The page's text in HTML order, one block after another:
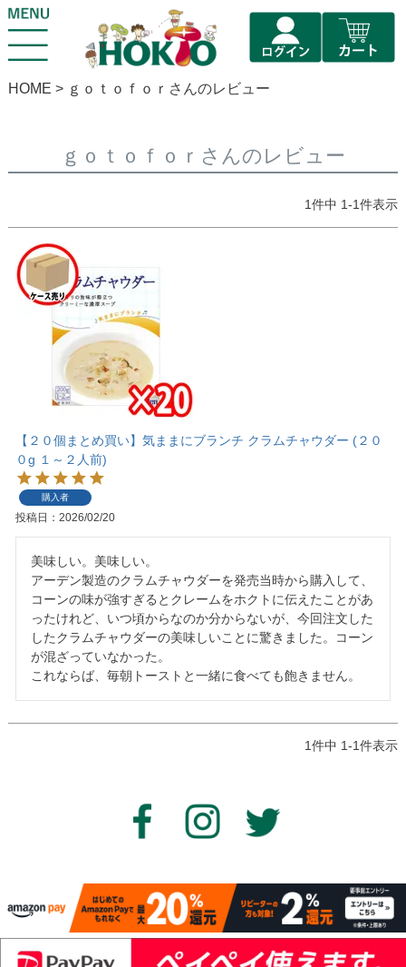
HOME ｇｏｔｏｆｏｒさんのレビュー
ｇｏｔｏｆｏｒさんのレビュー
1件中 1-1件表示
【２０個まとめ買い】気ままにブランチ クラムチャウダー (２０
０g １～２人前)
購入者
投稿日 2026/02/20
美味しい。美味しい。
アーデン製造のクラムチャウダーを発売当時から購入して、
コーンの味が強すぎるとクレームをホクトに伝えたことがあ
ったけれど、いつ頃からなのか分からないが、今回注文した
したクラムチャウダーの美味しいことに驚きました。コーン
が混ざっていなかった。
これならば、毎朝トーストと一緒に食べても飽きません。
1件中 1-1件表示